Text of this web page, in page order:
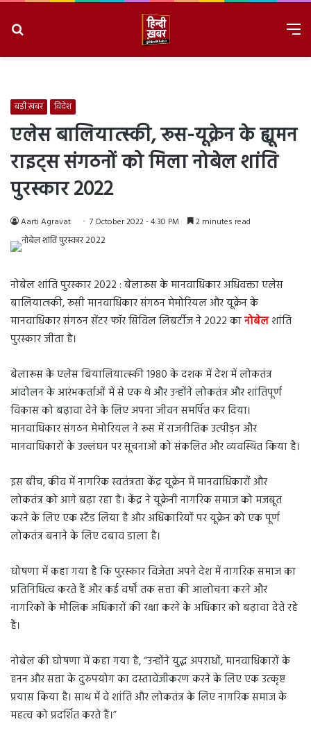
बड़ी ख़बर विदेश
एलेस बालियात्स्की, रूस-यूक्रेन के ह्यूमन
राइट्स संगठनों को मिला नोबेल शांति
पुरस्कार 2022
Aarti Agravat 7 October 2022 - 4:30 PM 2 minutes read
नोबेल शांति पुरस्कार 2022 : बेलारूस के मानवाधिकार अधिवक्ता एलेस
बालियात्स्की, रूसी मानवाधिकार संगठन मेमोरियल और यूक्रेन के
मानवाधिकार संगठन सेंटर फॉर सिविल लिबर्टीज ने 2022 कानोबेलशांति
पुरस्कार जीता है।
बेलारूस के एलेस बियालियात्स्की 1980 के दशक में देश में लोकतंत्र
आंदोलन के आरंभकर्ताओं में से एक थे और उन्होंने लोकतंत्र और शांतिपूर्ण
विकास को बढ़ावा देने के लिए अपना जीवन समर्पित कर दिया।
मानवाधिकार संगठन मेमोरियल ने रूस में राजनीतिक उत्पीड़न और
मानवाधिकारों के उल्लंघन पर सूचनाओं को संकलित और व्यवस्थित किया है।
इस बीच, कीव में नागरिक स्वतंत्रता केंद्र यूक्रेन में मानवाधिकारों और
लोकतंत्र को आगे बढ़ा रहा है। केंद्र ने यूक्रेनी नागरिक समाज को मजबूत
करने के लिए एक स्टैंड लिया है और अधिकारियों पर यूक्रेन को एक पूर्ण
लोकतंत्र बनाने के लिए दबाव डाला है।
घोषणा में कहा गया है कि पुरस्कार विजेता अपने देश में नागरिक समाज का
प्रतिनिधित्व करते हैं और कई वर्षों तक सत्ता की आलोचना करने और
नागरिकों के मौलिक अधिकारों की रक्षा करने के अधिकार को बढ़ावा देते रहे
हैं।
नोबेल की घोषणा में कहा गया है, “उन्होंने युद्ध अपराधों, मानवाधिकारों के
हनन और सत्ता के दुरुपयोग का दस्तावेजीकरण करने के लिए एक उत्कृष्ट
प्रयास किया है। साथ में वे शांति और लोकतंत्र के लिए नागरिक समाज के
महत्व को प्रदर्शित करते हैं।”